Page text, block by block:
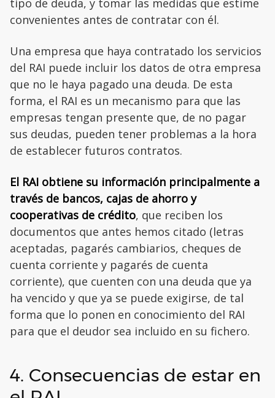
tipo de deuda, y tomar las medidas que estime
convenientes antes de contratar con él.
Una empresa que haya contratado los servicios
del RAI puede incluir los datos de otra empresa
que no le haya pagado una deuda. De esta
forma, el RAI es un mecanismo para que las
empresas tengan presente que, de no pagar
sus deudas, pueden tener problemas a la hora
de establecer futuros contratos.
El RAI obtiene su información principalmente a
través de bancos, cajas de ahorro y
cooperativas de crédito, que reciben los
documentos que antes hemos citado (letras
aceptadas, pagarés cambiarios, cheques de
cuenta corriente y pagarés de cuenta
corriente), que cuenten con una deuda que ya
ha vencido y que ya se puede exigirse, de tal
forma que lo ponen en conocimiento del RAI
para que el deudor sea incluido en su fichero.
4. Consecuencias de estar en